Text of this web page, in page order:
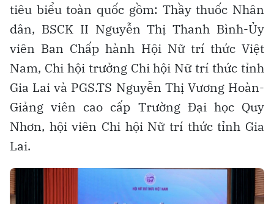
tiêu biểu toàn quốc gồm: Thầy thuốc Nhân
dân, BSCK II Nguyễn Thị Thanh Bình-Ủy
viên Ban Chấp hành Hội Nữ trí thức Việt
Nam, Chi hội trưởng Chi hội Nữ trí thức tỉnh
Gia Lai và PGS.TS Nguyễn Thị Vương Hoàn-
Giảng viên cao cấp Trường Đại học Quy
Nhơn, hội viên Chi hội Nữ trí thức tỉnh Gia
Lai.